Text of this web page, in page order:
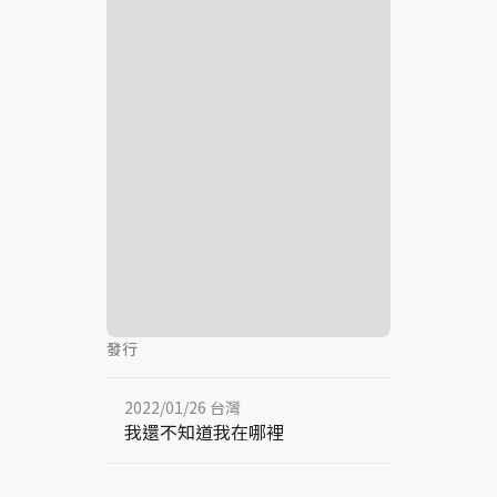
發行
2022/01/26 台灣
我還不知道我在哪裡